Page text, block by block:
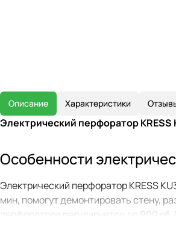
Описание Характеристики
Электрический перфоратор KRESS
Особенности
Электрический перфоратор KRESS
мин, помогут демонтировать стену,
перфоратора регулируется до 900